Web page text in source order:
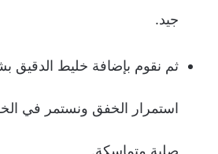
جيد.
ثم نقوم بإضافة خليط الدقيق
استمرار الخفق ونستمر في
صلبة متماسكة.